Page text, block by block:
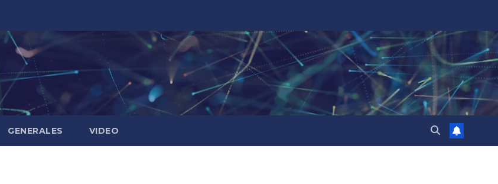
GENERALES VIDEO